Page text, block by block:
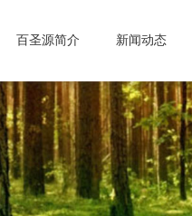
百圣源简介 新闻动态